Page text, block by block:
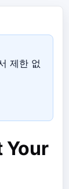
제한 없
Your